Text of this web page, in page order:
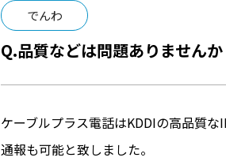
でんわ
品質などは問題ありませんか
ケーブルプラス電話はKDDIの高品質
通報も可能と致しました。